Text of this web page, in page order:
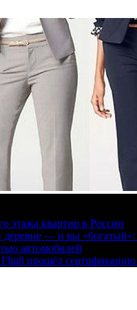
этажа квартир в России
деревне — и вы
автомобилей
прошёл